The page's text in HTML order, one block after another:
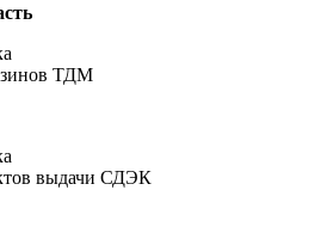
ТДМ
выдачи СДЭК